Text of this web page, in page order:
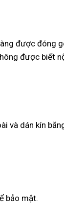
được đóng
được biết
và dán kín
bảo mật.